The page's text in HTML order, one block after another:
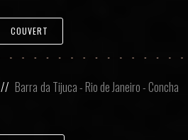
COUVERT
// Barra da Tijuca - Rio de Janeiro - Concha